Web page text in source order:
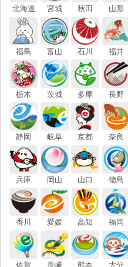
北海道 宮城 秋田 山形
福島 富山 石川 福井
栃木 茨城 多摩 長野
静岡 岐阜 京都 奈良
兵庫 岡山 山口 徳島
香川 愛媛 高知 福岡
佐賀 長崎 熊本 大分